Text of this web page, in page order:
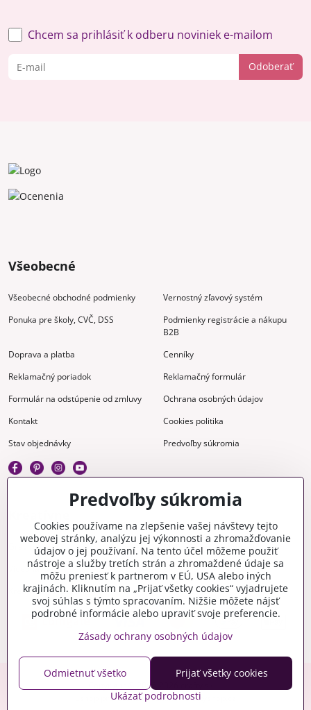
Odoberať
Chcem sa prihlásiť k odberu noviniek e-mailom
Všeobecné
Všeobecné obchodné podmienky
Vernostný zľavový systém
Ponuka pre školy, CVČ, DSS
Podmienky registrácie a nákupu
B2B
Doprava a platba
Cenníky
Reklamačný poriadok
Reklamačný formulár
Formulár na odstúpenie od zmluvy
Ochrana osobných údajov
Kontakt
Cookies politika
Stav objednávky
Predvoľby súkromia
Gravírovanie
Materiály na stiahnutie
Videonávody
Blog
Kreatívna poradňa
Copyright © 2006-2026 crafty.sk
Eshop pre Českú republiku - craftyshop.cz
Predvoľby súkromia
Cookies používame na zlepšenie vašej návštevy tejto
webovej stránky, analýzu jej výkonnosti a zhromažďovanie
údajov o jej používaní. Na tento účel môžeme použiť
nástroje a služby tretích strán a zhromaždené údaje sa
môžu preniesť k partnerom v EÚ, USA alebo iných
krajinách. Kliknutím na „Prijať všetky cookies“ vyjadrujete
svoj súhlas s týmto spracovaním. Nižšie môžete nájsť
podrobné informácie alebo upraviť svoje preferencie.
Zásady ochrany osobných údajov
Ukázať podrobnosti
Prijať všetky cookies
Odmietnuť všetko